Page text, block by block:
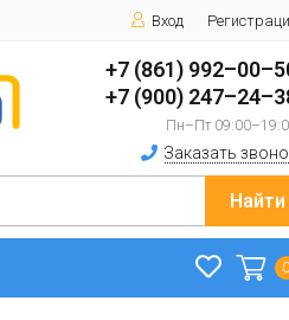
Вход
+7 (861)
+7 (900)
Пн–Пт
Заказать
Найти